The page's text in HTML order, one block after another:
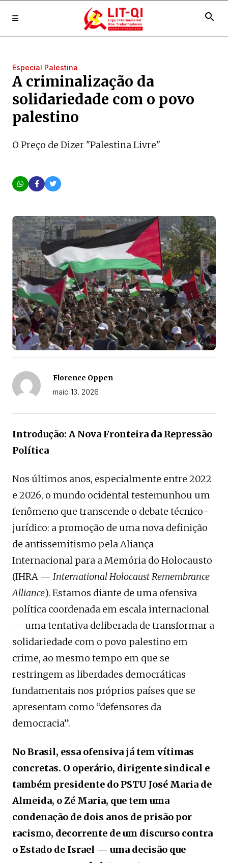
search
Especial Palestina
A criminalização da
solidariedade com o povo
palestino
O Preço de Dizer "Palestina Livre"
Florence Oppen
maio 13, 2026
Introdução: A Nova Fronteira da Repressão
Política
Nos últimos anos, especialmente entre 2022
e 2026, o mundo ocidental testemunhou um
fenômeno que transcende o debate técnico-
jurídico: a promoção de uma nova definição
de antissemitismo pela Aliança
Internacional para a Memória do Holocausto
(IHRA — International Holocaust Remembrance
Alliance). Estamos diante de uma ofensiva
política coordenada em escala internacional
— uma tentativa deliberada de transformar a
solidariedade com o povo palestino em
crime, ao mesmo tempo em que se
restringem as liberdades democráticas
fundamentais nos próprios países que se
apresentam como “defensores da
democracia”.
No Brasil, essa ofensiva já tem vítimas
concretas. O operário, dirigente sindical e
também presidente do PSTU José Maria de
Almeida, o Zé Maria, que tem uma
condenação de dois anos de prisão por
racismo, decorrente de um discurso contra
o Estado de Israel — uma decisão que